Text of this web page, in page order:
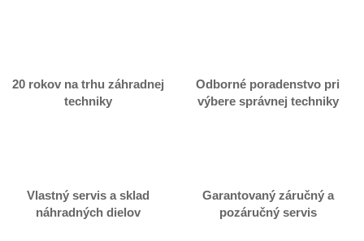
20 rokov na trhu záhradnej
techniky
Odborné poradenstvo pri
výbere správnej techniky
Vlastný servis a sklad
náhradných dielov
Garantovaný záručný a
pozáručný servis